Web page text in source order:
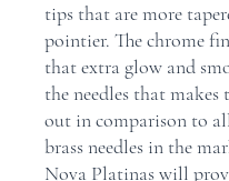
tips that are more
pointier. The chrome
that extra glow and
the needles that makes
out in comparison to
brass needles in the
Nova Platinas will